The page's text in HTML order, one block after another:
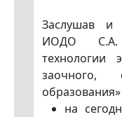
Заслушав и
ИОДО С.А.
технологии
заочного,
на